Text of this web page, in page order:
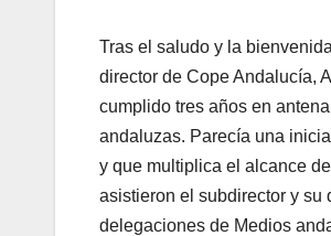
Tras el saludo y la
director de Cope Andalucía,
cumplido tres años en
andaluzas. Parecía una
y que multiplica el alcance
asistieron el subdirector y
delegaciones de Medios